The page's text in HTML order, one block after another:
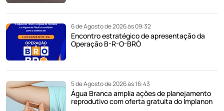
6 de Agosto de 2026 às 09:32
Encontro estratégico de apresentação da
Operação B-R-O-BRÓ
5 de Agosto de 2026 às 16:43
Água Branca amplia ações de planejamento
reprodutivo com oferta gratuita do Implanon